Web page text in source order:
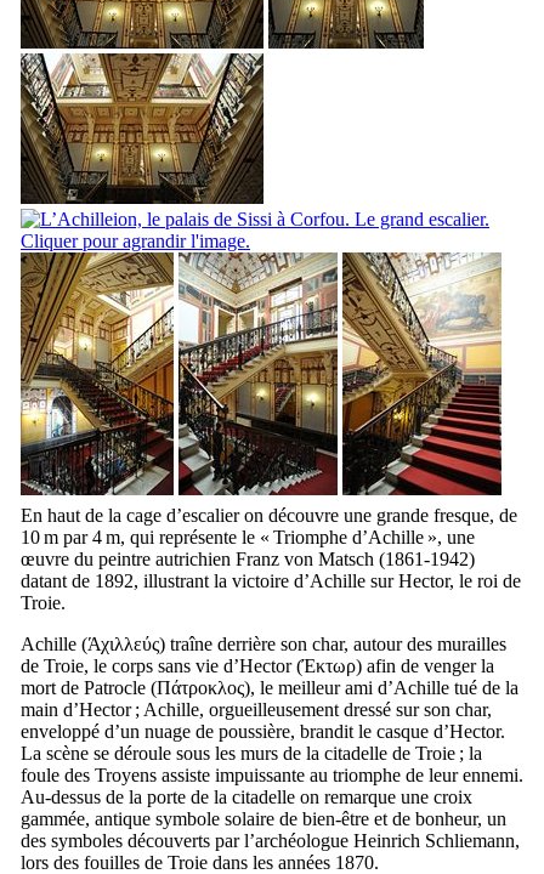
En haut de la cage d’escalier on découvre une grande fresque, de
10 m par 4 m, qui représente le « Triomphe d’Achille », une
œuvre du peintre autrichien Franz von Matsch (1861-1942)
datant de 1892, illustrant la victoire d’Achille sur Hector, le roi de
Troie.
Achille (Άχιλλεύς) traîne derrière son char, autour des murailles
de Troie, le corps sans vie d’Hector (Έκτωρ) afin de venger la
mort de Patrocle (Πάτροκλος), le meilleur ami d’Achille tué de la
main d’Hector ; Achille, orgueilleusement dressé sur son char,
enveloppé d’un nuage de poussière, brandit le casque d’Hector.
La scène se déroule sous les murs de la citadelle de Troie ; la
foule des Troyens assiste impuissante au triomphe de leur ennemi.
Au-dessus de la porte de la citadelle on remarque une croix
gammée, antique symbole solaire de bien-être et de bonheur, un
des symboles découverts par l’archéologue Heinrich Schliemann,
lors des fouilles de Troie dans les années 1870.